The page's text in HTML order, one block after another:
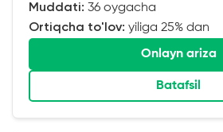
Muddati: 36 oygacha
Ortiqcha to'lov: yiliga 25% dan
Onlayn ariza
Batafsil